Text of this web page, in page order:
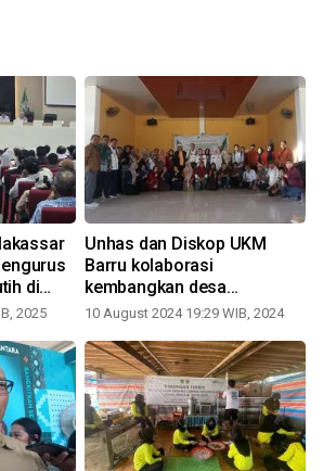
di
2025
Unhas dan Diskop UKM
Barru kolaborasi
kembangkan desa
agrowisata
10 August 2024 19:29 WIB, 2024